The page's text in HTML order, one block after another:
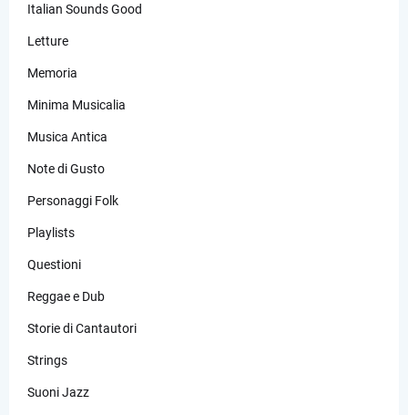
Italian Sounds Good
Letture
Memoria
Minima Musicalia
Musica Antica
Note di Gusto
Personaggi Folk
Playlists
Questioni
Reggae e Dub
Storie di Cantautori
Strings
Suoni Jazz